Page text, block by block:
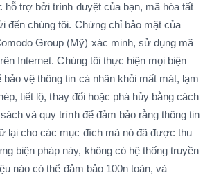
hỗ trợ bởi trình duyệt của bạn, mã hóa tất
đến chúng tôi. Chứng chỉ bảo mật của
Group (Mỹ) xác minh, sử dụng mã
Internet. Chúng tôi thực hiện mọi biện
bảo vệ thông tin cá nhân khỏi mất mát, lạm
tiết lộ, thay đổi hoặc phá hủy bằng cách
và quy trình để đảm bảo rằng thông tin
lại cho các mục đích mà nó đã được thu
biện pháp này, không có hệ thống truyền
nào có thể đảm bảo 100n toàn, và